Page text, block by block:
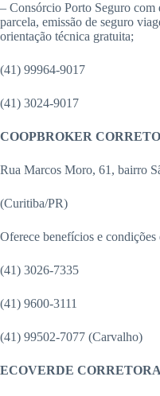
– Consórcio Porto Seguro com
parcela, emissão de seguro
orientação técnica gratuita;
(41) 99964-9017
(41) 3024-9017
COOPBROKER
Rua Marcos Moro, 61, bairro
(Curitiba/PR)
Oferece benefícios e
(41) 3026-7335
(41) 9600-3111
(41) 99502-7077 (Carvalho)
ECOVERDE